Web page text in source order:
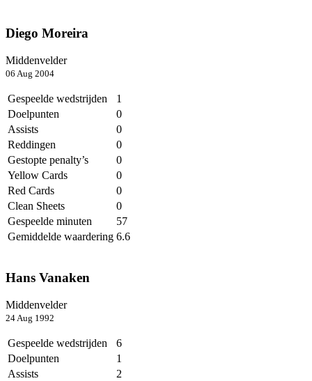
Diego Moreira
Middenvelder
06 Aug 2004
Gespeelde wedstrijden
1
Doelpunten
0
Assists
0
Reddingen
0
Gestopte penalty’s
0
Yellow Cards
0
Red Cards
0
Clean Sheets
0
Gespeelde minuten
57
Gemiddelde waardering 6.6
Hans Vanaken
Middenvelder
24 Aug 1992
Gespeelde wedstrijden
6
Doelpunten
1
Assists
2